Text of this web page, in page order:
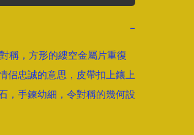
−
稱，方形的縷空金屬片重復
侣忠誠的意思，皮帶扣上鑲上
，手鍊幼細，令對稱的幾何設